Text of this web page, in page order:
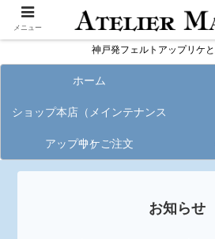
神戸発フェルトアップリケ
ホーム
ショップ本店（メインテナンス
中）
アップリケご注文
お知らせ
メニュー